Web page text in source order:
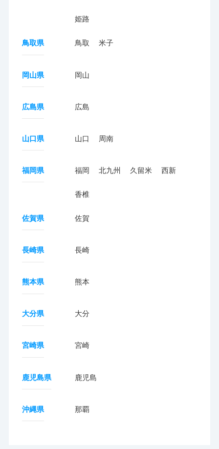
姫路
鳥取県 鳥取 米子
岡山県 岡山
広島県 広島
山口県 山口 周南
福岡県 福岡 北九州 久留米 西新
香椎
佐賀県 佐賀
長崎県 長崎
熊本県 熊本
大分県 大分
宮崎県 宮崎
鹿児島県 鹿児島
沖縄県 那覇